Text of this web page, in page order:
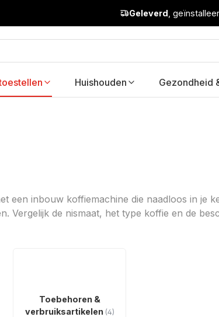
Geleverd ,
Huishouden Gezondheid
een inbouw koffiemachine die naadloos in
Vergelijk de nismaat, het type koffie en de
Toebehoren &
verbruiksartikelen (4)